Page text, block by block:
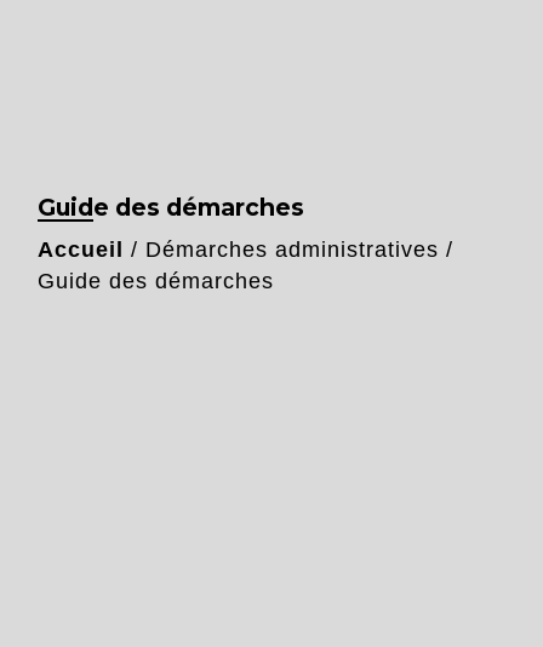
Guide des démarches
Accueil / Démarches administratives /
Guide des démarches